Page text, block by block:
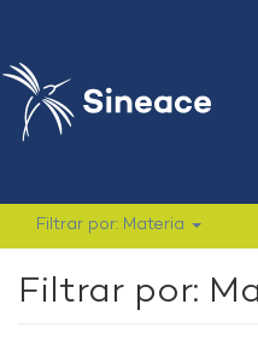
Filtrar por: Materia
Filtrar por: